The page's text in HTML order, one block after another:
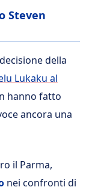
Steven
della
Lukaku al
hanno fatto
ancora una
il Parma,
nei confronti di